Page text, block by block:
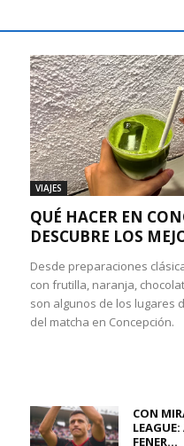
VIAJES
QUÉ HACER EN
DESCUBRE LOS
Desde preparaciones
con frutilla, naranja,
son algunos de los lugares
del matcha en Concepción.
CON
FENER...